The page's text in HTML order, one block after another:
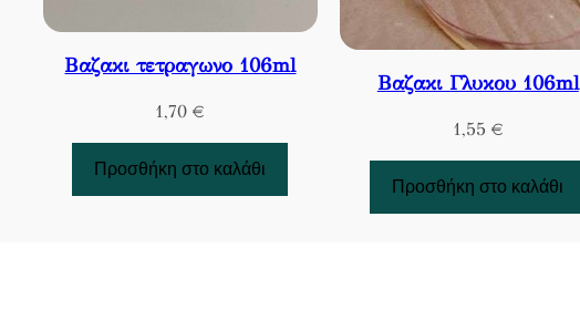
Βαζακι τετραγωνο 106ml
1,70 €
Προσθήκη στο καλάθι
Βαζακι Γλυκου 106ml
1,55 €
Προσθήκη στο καλάθι